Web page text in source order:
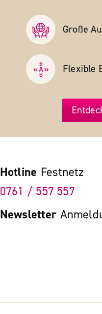
Große
Flexible
Hotline Festnetz
0761 / 557 557
Newsletter